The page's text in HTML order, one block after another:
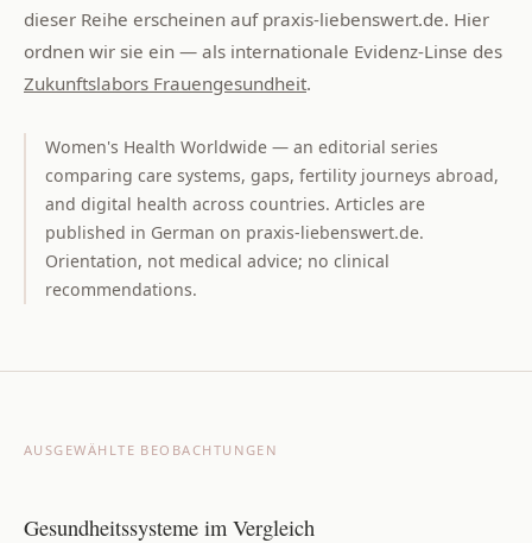
dieser Reihe erscheinen auf praxis-liebenswert.de. Hier
ordnen wir sie ein — als internationale Evidenz-Linse des
Zukunftslabors Frauengesundheit.
Women's Health Worldwide — an editorial series
comparing care systems, gaps, fertility journeys abroad,
and digital health across countries. Articles are
published in German on praxis-liebenswert.de.
Orientation, not medical advice; no clinical
recommendations.
AUSGEWÄHLTE BEOBACHTUNGEN
Gesundheitssysteme im Vergleich